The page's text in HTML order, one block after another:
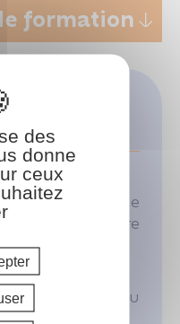
formation
la
commis
règles de
contre
indivisaire
liquidatif et du
des
donne
ceux